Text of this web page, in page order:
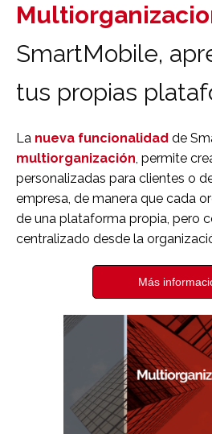
SmartMobile,
tus propias
La nueva funcionalidad de
multiorganización, permite
personalizadas para clientes o
empresa, de manera que cada
de una plataforma propia, pero
centralizado desde la
Más